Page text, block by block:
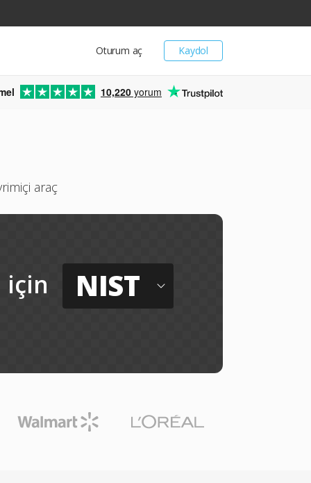
Kaydol
Oturum aç
10,220 yorum
araç
için NIST